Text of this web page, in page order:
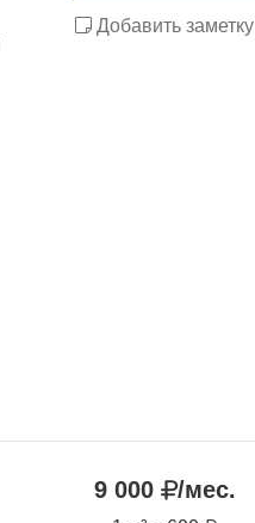
Добавить заметку
9 000 /мес.